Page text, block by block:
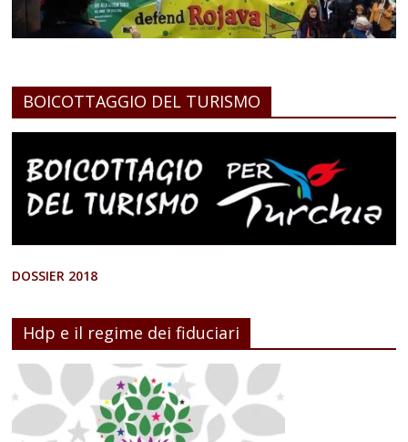
BOICOTTAGGIO DEL TURISMO
DOSSIER 2018
Hdp e il regime dei fiduciari